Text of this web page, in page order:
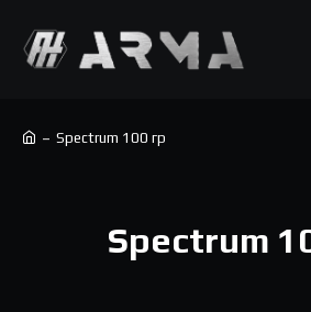
Spectrum 100 гр
Spectrum